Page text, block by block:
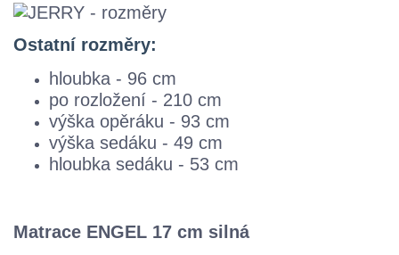
Ostatní rozměry:
hloubka - 96 cm
po rozložení - 210 cm
výška opěráku - 93 cm
výška sedáku - 49 cm
hloubka sedáku - 53 cm
Matrace ENGEL 17 cm silná